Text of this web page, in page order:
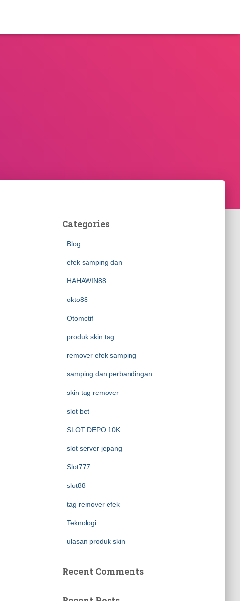
Categories
Blog
efek samping dan
HAHAWIN88
okto88
Otomotif
produk skin tag
remover efek samping
samping dan perbandingan
skin tag remover
slot bet
SLOT DEPO 10K
slot server jepang
Slot777
slot88
tag remover efek
Teknologi
ulasan produk skin
Recent Comments